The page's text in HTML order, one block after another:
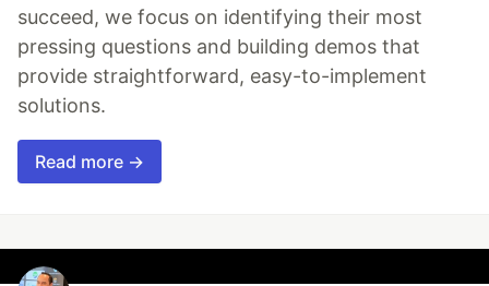
succeed, we focus on identifying their most
pressing questions and building demos that
provide straightforward, easy-to-implement
solutions.
Read more →